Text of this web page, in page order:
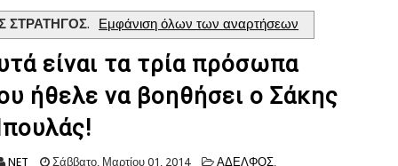
ΣΤΡΑΤΗΓΟΣ. Εμφάνιση όλων των αναρτήσεων
είναι τα τρία πρόσωπα
ήθελε να βοηθήσει ο Σάκης
NET Σάββατο, Μαρτίου 01, 2014 ΑΔΕΛΦΟΣ,